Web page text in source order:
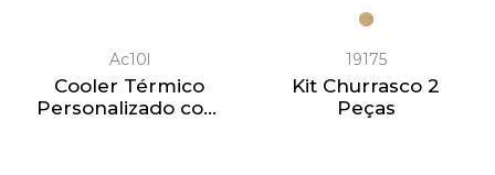
Ac10l
Cooler Térmico
Personalizado com
19175
Kit Churrasco 2
Peças